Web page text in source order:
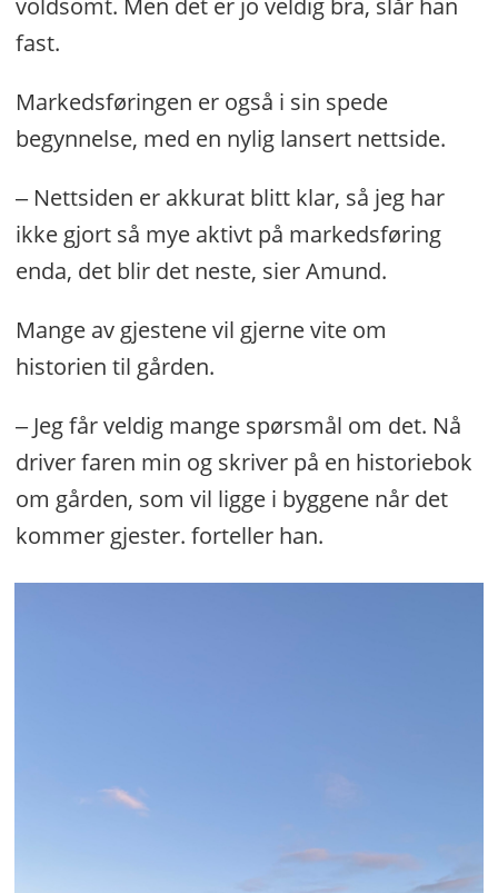
voldsomt. Men det er jo veldig bra, slår han
fast.
Markedsføringen er også i sin spede
begynnelse, med en nylig lansert nettside.
‒ Nettsiden er akkurat blitt klar, så jeg har
ikke gjort så mye aktivt på markedsføring
enda, det blir det neste, sier Amund.
Mange av gjestene vil gjerne vite om
historien til gården.
‒ Jeg får veldig mange spørsmål om det. Nå
driver faren min og skriver på en historiebok
om gården, som vil ligge i byggene når det
kommer gjester. forteller han.